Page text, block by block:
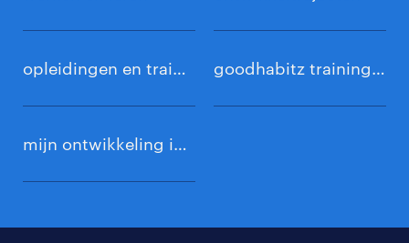
opleidingen en trainingen goodhabitz trainingen
mijn ontwikkeling inloggen